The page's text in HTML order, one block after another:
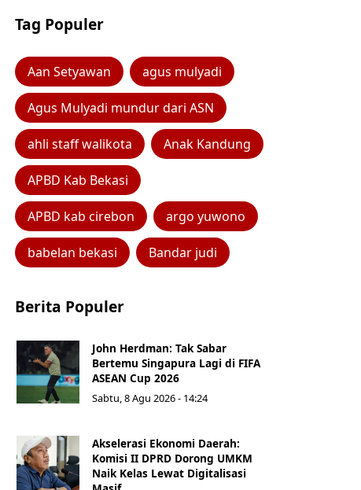
Tag Populer
Aan Setyawan agus mulyadi
Agus Mulyadi mundur dari ASN
ahli staff walikota Anak Kandung
APBD Kab Bekasi
APBD kab cirebon argo yuwono
babelan bekasi Bandar judi
Berita Populer
John Herdman: Tak Sabar
Bertemu Singapura Lagi di FIFA
ASEAN Cup 2026
Sabtu, 8 Agu 2026 - 14:24
Akselerasi Ekonomi Daerah:
Komisi II DPRD Dorong UMKM
Naik Kelas Lewat Digitalisasi